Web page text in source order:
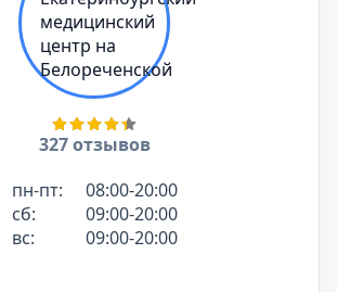
327 отзывов
пн-пт:
08:00-20:00
сб:
09:00-20:00
вс:
09:00-20:00